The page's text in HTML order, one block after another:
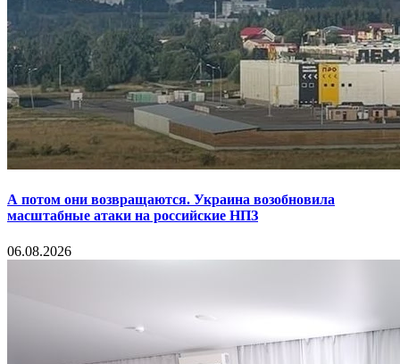
А потом они возвращаются. Украина возобновила
масштабные атаки на российские НПЗ
06.08.2026